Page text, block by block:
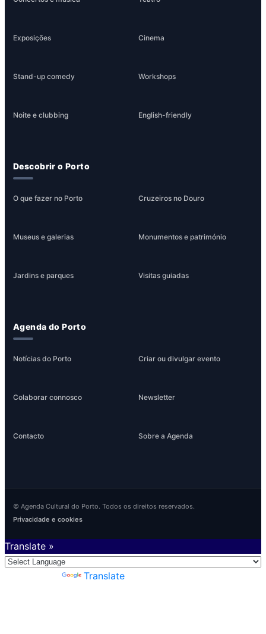
Exposições Cinema
Stand-up comedy Workshops
Noite e clubbing English-friendly
Descobrir o Porto
O que fazer no Porto Cruzeiros no Douro
Museus e galerias Monumentos e património
Jardins e parques Visitas guiadas
Agenda do Porto
Notícias do Porto Criar ou divulgar evento
Colaborar connosco Newsletter
Contacto Sobre a Agenda
© Agenda Cultural do Porto. Todos os direitos reservados.
Privacidade e cookies
Translate »
Translate